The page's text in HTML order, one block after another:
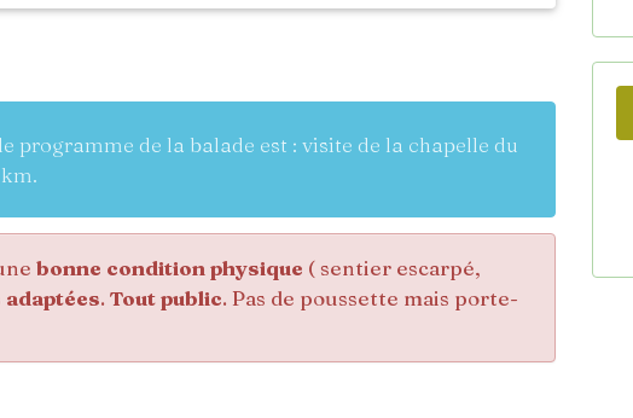
programme de la balade est : visite de la chapelle du
km.
bonne condition physique ( sentier escarpé,
. Tout public. Pas de poussette mais porte-